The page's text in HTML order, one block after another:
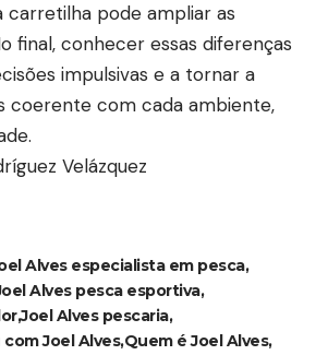
carretilha pode ampliar as
final, conhecer essas diferenças
impulsivas e a tornar a
coerente com cada ambiente,
Velázquez
Alves especialista em pesca
Alves pesca esportiva
Joel Alves pescaria
Joel AlvesQuem é Joel Alves